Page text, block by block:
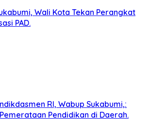
Wali Kota Tekan Perangkat
PAD.
RI, Wabup Sukabumi,:
Pendidikan di Daerah.